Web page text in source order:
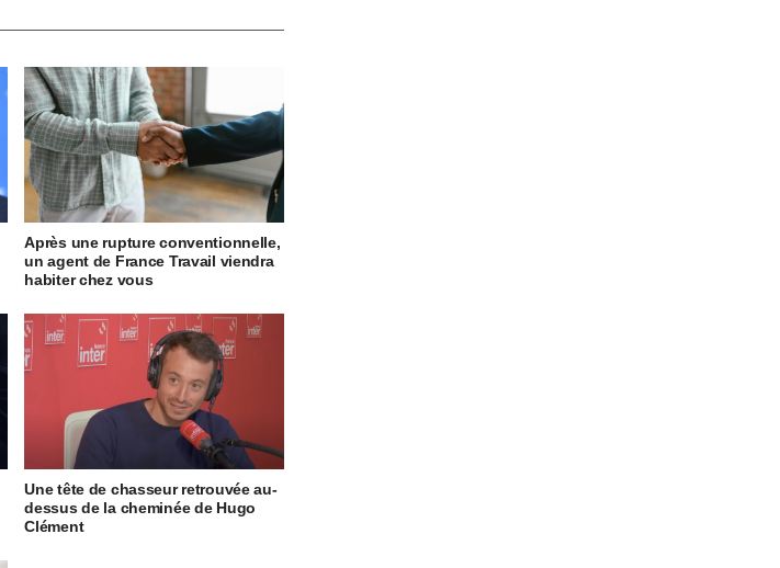
Après une rupture conventionnelle,
un agent de France Travail viendra
habiter chez vous
Une tête de chasseur retrouvée au-
dessus de la cheminée de Hugo
Clément